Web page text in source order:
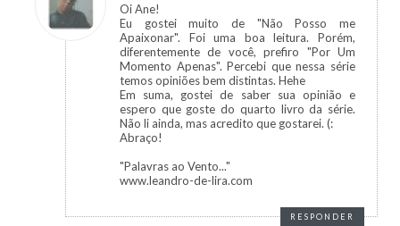
Oi Ane!
Eu gostei muito de "Não Posso me
Apaixonar". Foi uma boa leitura. Porém,
diferentemente de você, prefiro "Por Um
Momento Apenas". Percebi que nessa série
temos opiniões bem distintas. Hehe
Em suma, gostei de saber sua opinião e
espero que goste do quarto livro da série.
Não li ainda, mas acredito que gostarei. (:
Abraço!
"Palavras ao Vento..."
www.leandro-de-lira.com
RESPONDER